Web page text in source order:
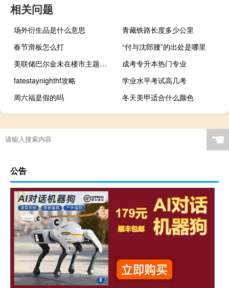
相关问题
场外衍生品是什么意思
青藏铁路长度多少公里
春节滑板怎么打
“付与沈郎腰”的出处是哪里
美联储巴尔金未在楼市主题的讲话中对货币政策和经济前景发表评论
成考专升本热门专业
fatestaynighthf攻略
学业水平考试高几考
周六福是假的吗
冬天美甲适合什么颜色
☚
公告